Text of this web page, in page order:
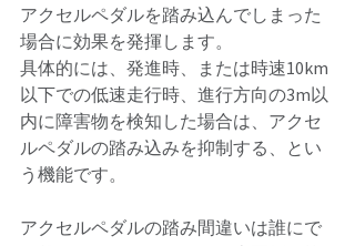
アクセルペダルを踏み込んでしまった
場合に効果を発揮します。
具体的には、発進時、または時速10km
以下での低速走行時、進行方向の3m以
内に障害物を検知した場合は、アクセ
ルペダルの踏み込みを抑制する、とい
う機能です。
アクセルペダルの踏み間違いは誰にで